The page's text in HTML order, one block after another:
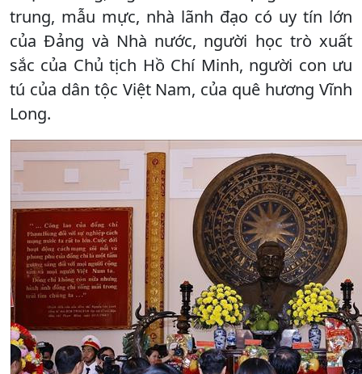
trung, mẫu mực, nhà lãnh đạo có uy tín lớn
của Đảng và Nhà nước, người học trò xuất
sắc của Chủ tịch Hồ Chí Minh, người con ưu
tú của dân tộc Việt Nam, của quê hương Vĩnh
Long.